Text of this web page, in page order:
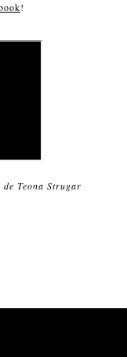
!
de Teona Strugar